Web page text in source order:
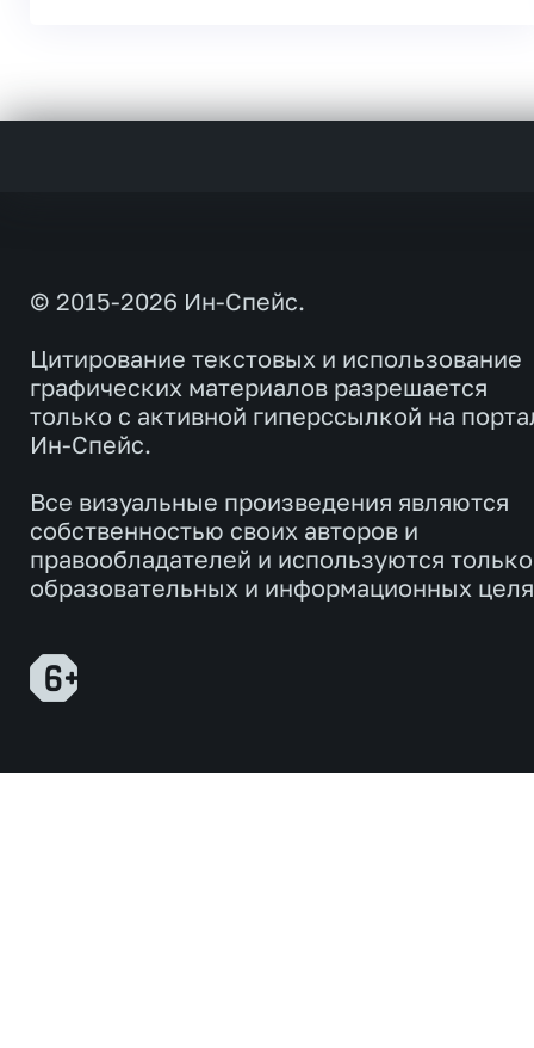
© 2015-2026 Ин-Спейс.
Цитирование текстовых и использование
графических материалов разрешается
только с активной гиперссылкой на
Ин-Спейс.
Все визуальные произведения являются
собственностью своих авторов и
правообладателей и используются
образовательных и информационных